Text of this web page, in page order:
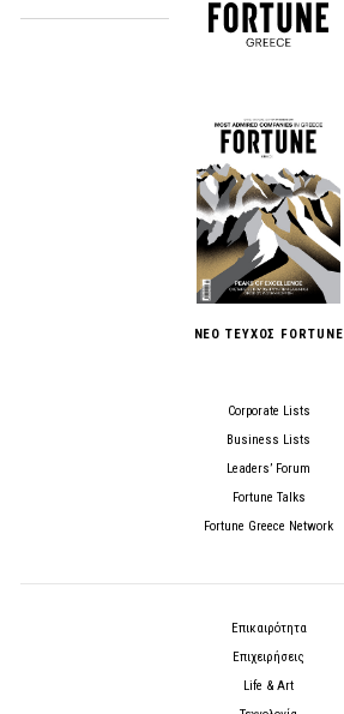
ΝΕΟ ΤΕΥΧΟΣ FORTUNE
Corporate Lists
Business Lists
Leaders’ Forum
Fortune Talks
Fortune Greece Network
Επικαιρότητα
Επιχειρήσεις
Life & Art